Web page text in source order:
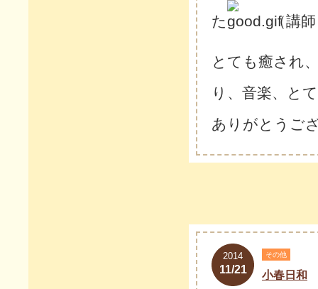
た
（講
とても癒され
り、音楽、と
ありがとうご
2014
11/21
その他
小春日和